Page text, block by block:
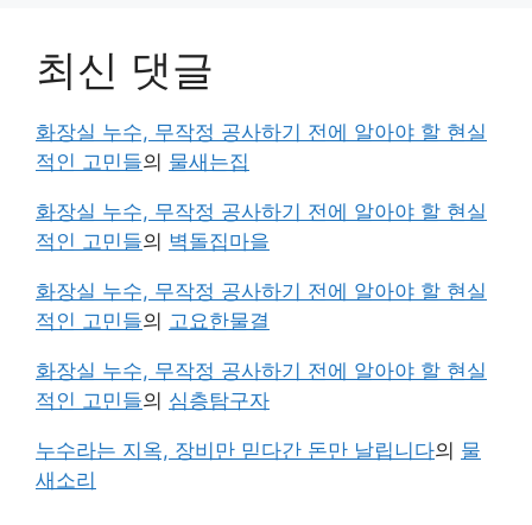
최신 댓글
화장실 누수, 무작정 공사하기 전에 알아야 할 현실
적인 고민들의 물새는집
화장실 누수, 무작정 공사하기 전에 알아야 할 현실
적인 고민들의 벽돌집마을
화장실 누수, 무작정 공사하기 전에 알아야 할 현실
적인 고민들의 고요한물결
화장실 누수, 무작정 공사하기 전에 알아야 할 현실
적인 고민들의 심층탐구자
누수라는 지옥, 장비만 믿다간 돈만 날립니다의 물
새소리